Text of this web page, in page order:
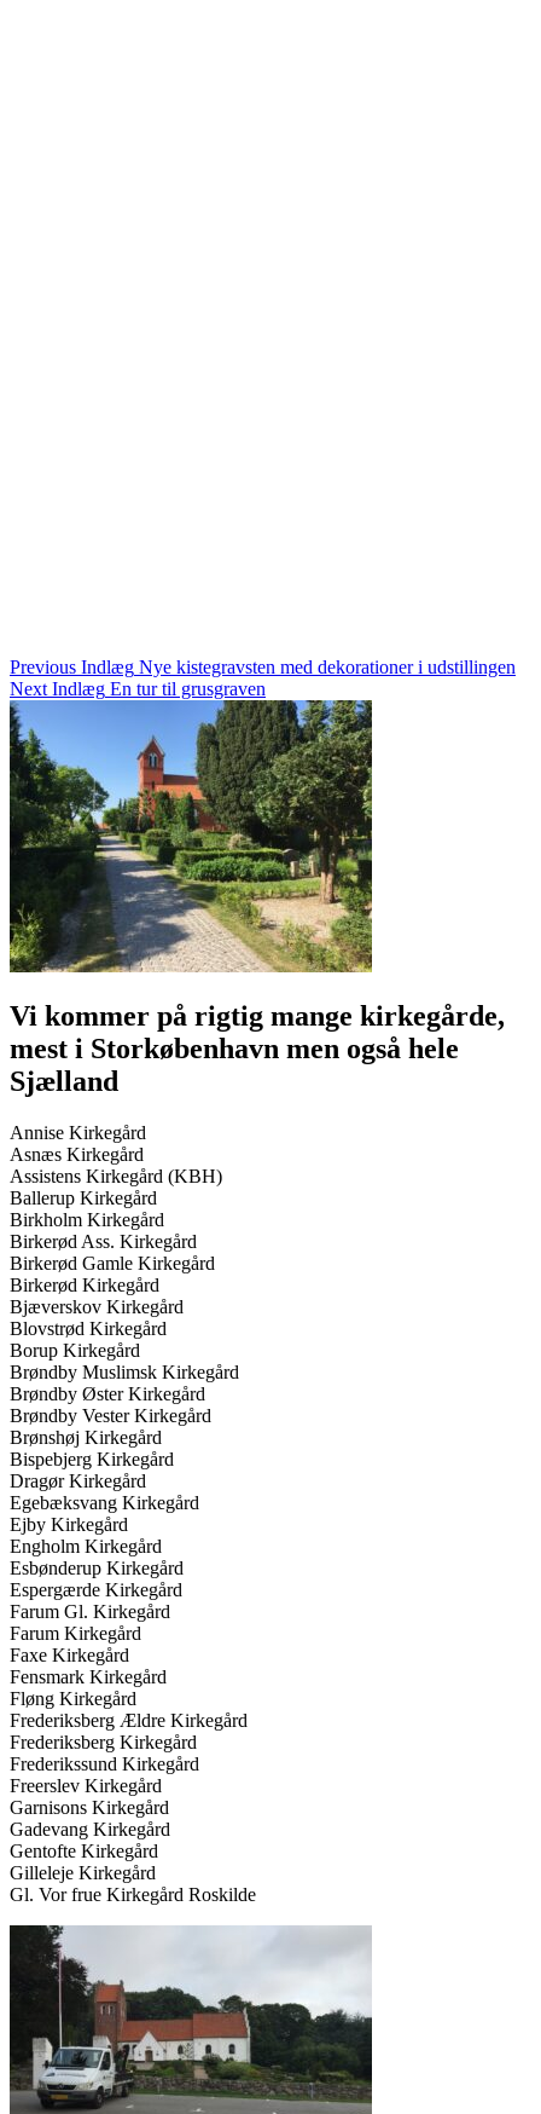
Indlægsnavigation
Previous Indlæg Nye kistegravsten med dekorationer i udstillingen
Next Indlæg En tur til grusgraven
Vi kommer på rigtig mange kirkegårde,
mest i Storkøbenhavn men også hele
Sjælland
Annise Kirkegård
Asnæs Kirkegård
Assistens Kirkegård (KBH)
Ballerup Kirkegård
Birkholm Kirkegård
Birkerød Ass. Kirkegård
Birkerød Gamle Kirkegård
Birkerød Kirkegård
Bjæverskov Kirkegård
Blovstrød Kirkegård
Borup Kirkegård
Brøndby Muslimsk Kirkegård
Brøndby Øster Kirkegård
Brøndby Vester Kirkegård
Brønshøj Kirkegård
Bispebjerg Kirkegård
Dragør Kirkegård
Egebæksvang Kirkegård
Ejby Kirkegård
Engholm Kirkegård
Esbønderup Kirkegård
Espergærde Kirkegård
Farum Gl. Kirkegård
Farum Kirkegård
Faxe Kirkegård
Fensmark Kirkegård
Fløng Kirkegård
Frederiksberg Ældre Kirkegård
Frederiksberg Kirkegård
Frederikssund Kirkegård
Freerslev Kirkegård
Garnisons Kirkegård
Gadevang Kirkegård
Gentofte Kirkegård
Gilleleje Kirkegård
Gl. Vor frue Kirkegård Roskilde